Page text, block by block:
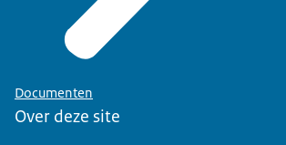
Documenten
Over deze site